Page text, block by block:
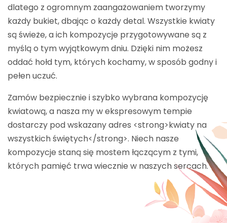
dlatego z ogromnym zaangażowaniem tworzymy
każdy bukiet, dbając o każdy detal. Wszystkie kwiaty
są świeże, a ich kompozycje przygotowywane są z
myślą o tym wyjątkowym dniu. Dzięki nim możesz
oddać hołd tym, których kochamy, w sposób godny i
pełen uczuć.
Zamów bezpiecznie i szybko wybrana kompozycję
kwiatową, a nasza my w ekspresowym tempie
dostarczy pod wskazany adres <strong>kwiaty na
wszystkich świętych</strong>. Niech nasze
kompozycje staną się mostem łączącym z tymi,
których pamięć trwa wiecznie w naszych sercach.